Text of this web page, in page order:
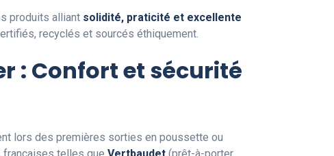
produits alliant solidité, praticité et excellente
recyclés et sourcés éthiquement.
: Confort et sécurité
lors des premières sorties en poussette ou